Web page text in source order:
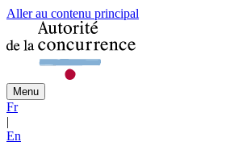
Aller au contenu principal
Menu
Fr
|
En